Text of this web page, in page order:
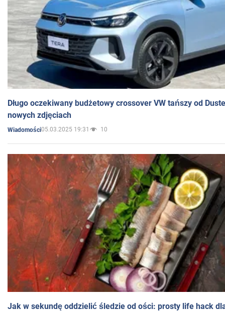
Długo oczekiwany budżetowy crossover VW tańszy od
nowych zdjęciach
Wiadomości05.03.2025 19:31 10
Jak w sekundę oddzielić śledzie od ości: prosty life hack